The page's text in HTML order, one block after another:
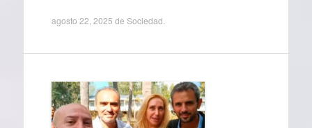
agosto 22, 2025 de Sociedad